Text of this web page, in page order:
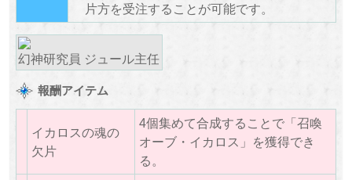
片方を受注することが可能です。
​幻神研究員 ジュール主任
報酬アイテム
イカロスの魂の
欠片
4個集めて合成することで「召喚
オーブ・イカロス」を獲得でき
る。